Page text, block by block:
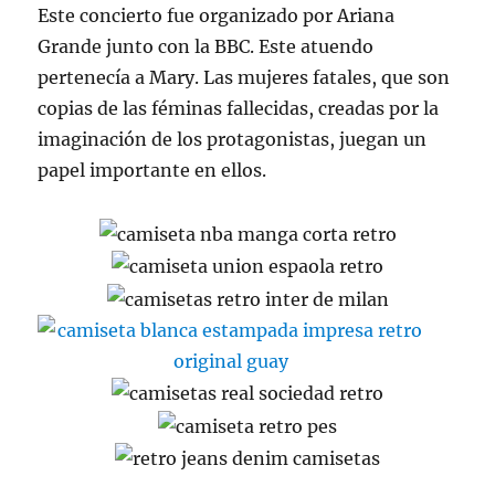
Este concierto fue organizado por Ariana
Grande junto con la BBC. Este atuendo
pertenecía a Mary. Las mujeres fatales, que son
copias de las féminas fallecidas, creadas por la
imaginación de los protagonistas, juegan un
papel importante en ellos.